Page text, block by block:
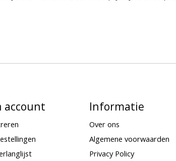
account Informatie
Over ons
Algemene voorwaarden
Privacy Policy